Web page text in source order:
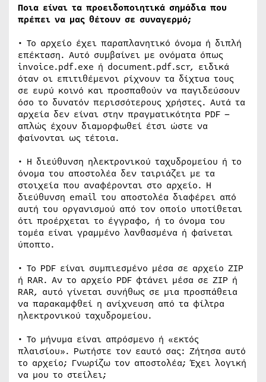
Ποια είναι τα προειδοποιητικά σημάδια που
πρέπει να μας θέτουν σε συναγερμό;
• Το αρχείο έχει παραπλανητικό όνομα ή διπλή
επέκταση. Αυτό συμβαίνει με ονόματα όπως
invoice.pdf.exe ή document.pdf.scr, ειδικά
όταν οι επιτιθέμενοι ρίχνουν τα δίχτυα τους
σε ευρύ κοινό και προσπαθούν να παγιδεύσουν
όσο το δυνατόν περισσότερους χρήστες. Αυτά τα
αρχεία δεν είναι στην πραγματικότητα PDF –
απλώς έχουν διαμορφωθεί έτσι ώστε να
φαίνονται ως τέτοια.
• Η διεύθυνση ηλεκτρονικού ταχυδρομείου ή το
όνομα του αποστολέα δεν ταιριάζει με τα
στοιχεία που αναφέρονται στο αρχείο. Η
διεύθυνση email του αποστολέα διαφέρει από
αυτή του οργανισμού από τον οποίο υποτίθεται
ότι προέρχεται το έγγραφο, ή το όνομα του
τομέα είναι γραμμένο λανθασμένα ή φαίνεται
ύποπτο.
• Το PDF είναι συμπιεσμένο μέσα σε αρχείο ZIP
ή RAR. Αν το αρχείο PDF φτάνει μέσα σε ZIP ή
RAR, αυτό γίνεται συνήθως σε μια προσπάθεια
να παρακαμφθεί η ανίχνευση από τα φίλτρα
ηλεκτρονικού ταχυδρομείου.
• Το μήνυμα είναι απρόσμενο ή «εκτός
πλαισίου». Ρωτήστε τον εαυτό σας: Ζήτησα αυτό
το αρχείο; Γνωρίζω τον αποστολέα; Έχει λογική
να μου το στείλει;